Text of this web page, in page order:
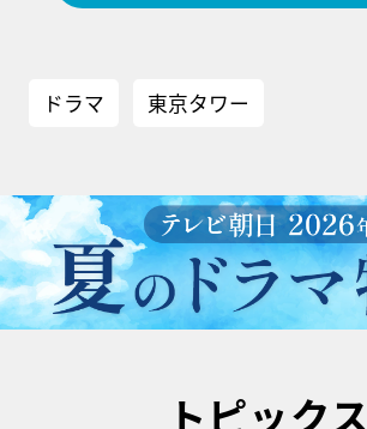
ドラマ 東京タワー
トピックス